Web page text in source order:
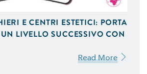
E CENTRI ESTETICI: PORTA
LIVELLO SUCCESSIVO CON
Read More